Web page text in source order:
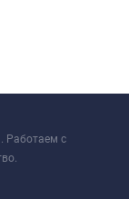
Работаем с